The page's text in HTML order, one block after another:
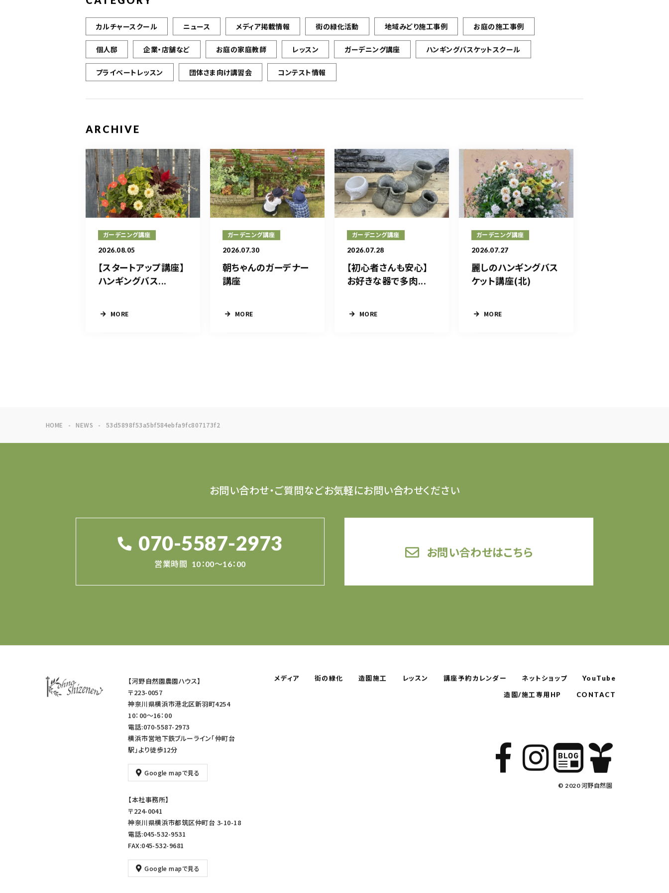
カルチャースクール ニュース メディア掲載情報 街の緑化活動 地域みどり施工事例 お庭の施工事例
個人邸 企業・店舗など お庭の家庭教師 レッスン ガーデニング講座 ハンギングバスケットスクール
プライベートレッスン 団体さま向け講習会 コンテスト情報
ARCHIVE
ガーデニング講座
2026.08.05
【スタートアップ講座】
ハンギングバス...
MORE
ガーデニング講座
2026.07.30
朝ちゃんのガーデナー
講座
MORE
ガーデニング講座
2026.07.28
【初心者さんも安心】
お好きな器で多肉...
MORE
ガーデニング講座
2026.07.27
麗しのハンギングバス
ケット講座(北)
MORE
HOME NEWS 53d5898f53a5bf584ebfa9fc807173f2
お問い合わせ・ご質問などお気軽にお問い合わせください
070-5587-2973
営業時間 10：00～16：00
お問い合わせはこちら
【河野自然園農園ハウス】
〒223-0057
神奈川県横浜市港北区新羽町4254
10：00～16：00
電話:070-5587-2973
横浜市営地下鉄ブルーライン「仲町台
駅」より徒歩12分
Google mapで見る
【本社事務所】
〒224-0041
神奈川県横浜市都筑区仲町台 3-10-18
電話:045-532-9531
FAX:045-532-9681
Google mapで見る
メディア 街の緑化 造園施工 レッスン 講座予約カレンダー ネットショップ YouTube
造園/施工専用HP CONTACT
© 2020 河野自然園